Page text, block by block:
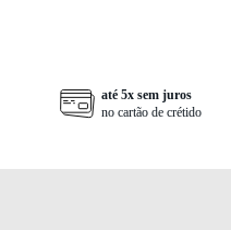
frete grátis
nas compras acima de R$499,00